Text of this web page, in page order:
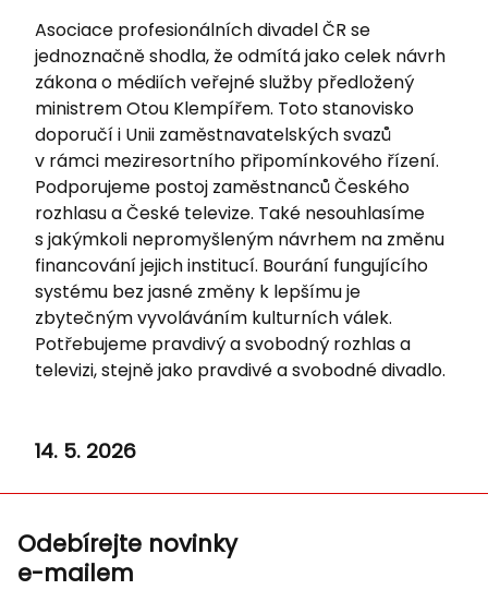
Asociace profesionálních divadel ČR se
jednoznačně shodla, že odmítá jako celek návrh
zákona o médiích veřejné služby předložený
ministrem Otou Klempířem. Toto stanovisko
doporučí i Unii zaměstnavatelských svazů
v rámci meziresortního připomínkového řízení.
Podporujeme postoj zaměstnanců Českého
rozhlasu a České televize. Také nesouhlasíme
s jakýmkoli nepromyšleným návrhem na změnu
financování jejich institucí. Bourání fungujícího
systému bez jasné změny k lepšímu je
zbytečným vyvoláváním kulturních válek.
Potřebujeme pravdivý a svobodný rozhlas a
televizi, stejně jako pravdivé a svobodné divadlo.
14. 5. 2026
Odebírejte novinky
e-mailem